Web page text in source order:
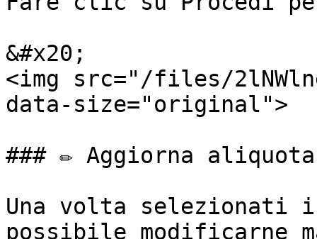
&#x20;
<img src="/files/
data-size="original">
### ✏️ Aggiorna
Una volta selezionati
possibile modificarne